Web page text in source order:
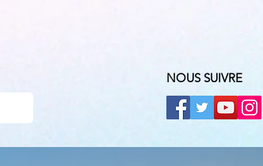
NOUS SUIVRE